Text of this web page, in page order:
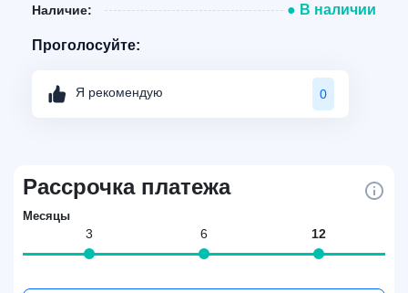
Наличие: ● В наличии
Проголосуйте:
Я рекомендую 0
Рассрочка платежа
Месяцы
3 6 12